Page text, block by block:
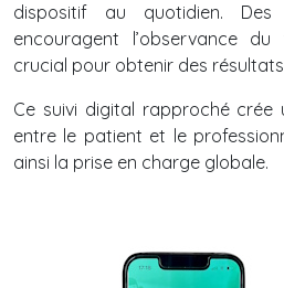
dispositif au quotidien. Des
encouragent l’observance
crucial pour obtenir des
Ce suivi digital rapproché
entre le patient et le
ainsi la prise en charge globale.